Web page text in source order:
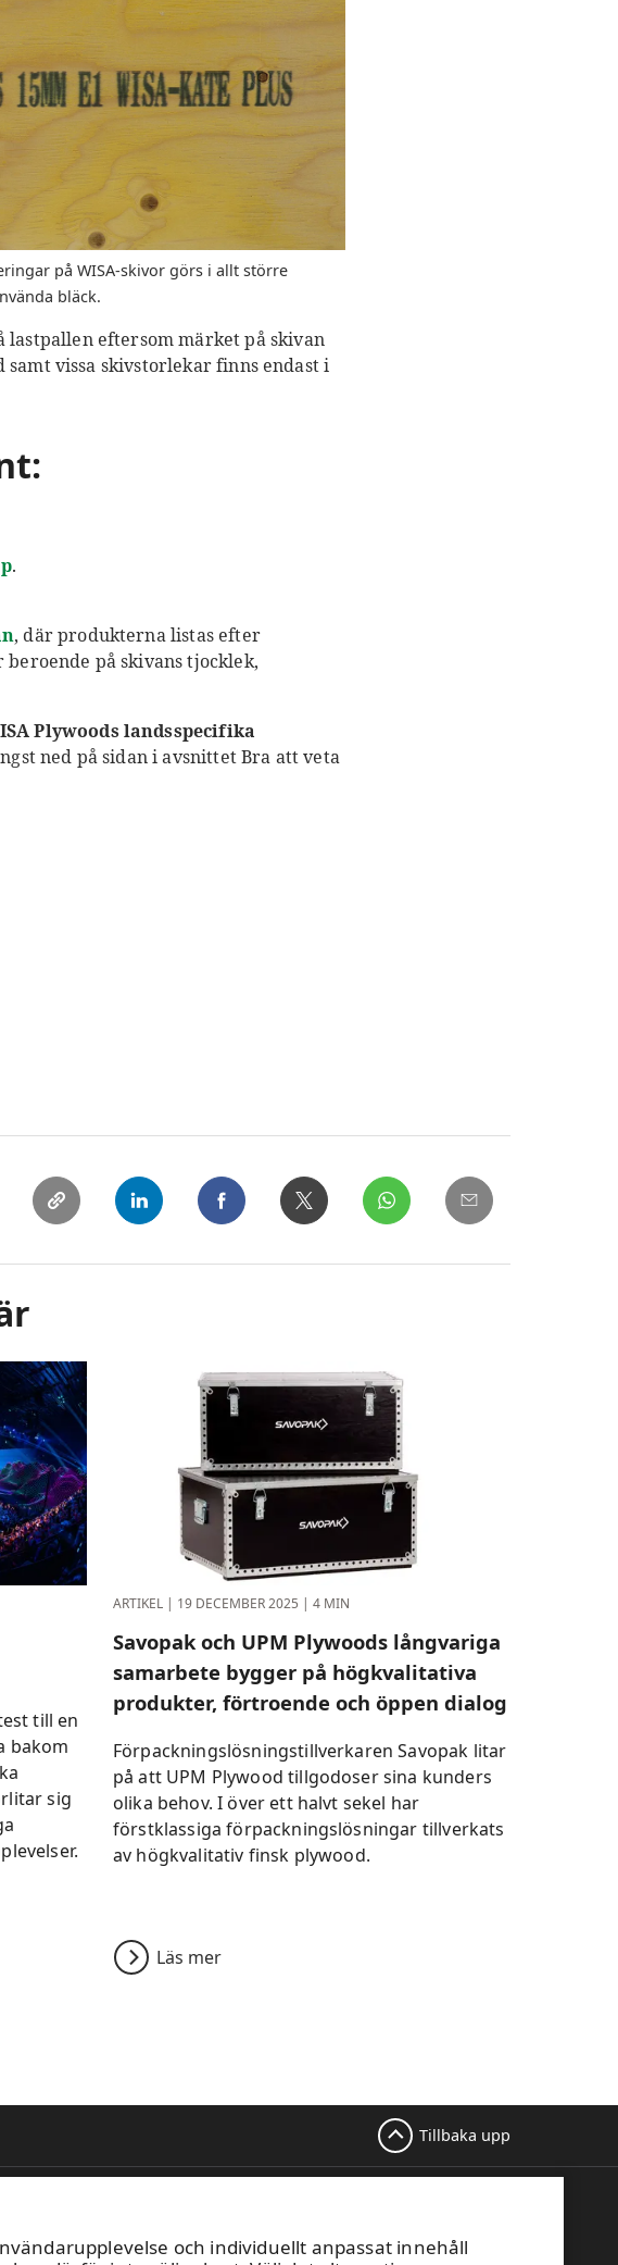
på WISA-skivor görs i allt större
bläck.
eftersom märket på skivan
vissa skivstorlekar finns endast i
.
, där produkterna listas efter
på skivans tjocklek,
Plywoods landsspecifika
ned på sidan i avsnittet Bra att veta
till en
bakom
sig
ARTIKEL | 19 DECEMBER 2025 | 4 MIN
Savopak och UPM Plywoods långvariga
samarbete bygger på högkvalitativa
produkter, förtroende och öppen dialog
Förpackningslösningstillverkaren Savopak litar
på att UPM Plywood tillgodoser sina kunders
olika behov. I över ett halvt sekel har
förstklassiga förpackningslösningar tillverkats
av högkvalitativ finsk plywood.
Läs mer
och individuellt anpassat innehåll
Tillbaka upp
sekretesspolicy och